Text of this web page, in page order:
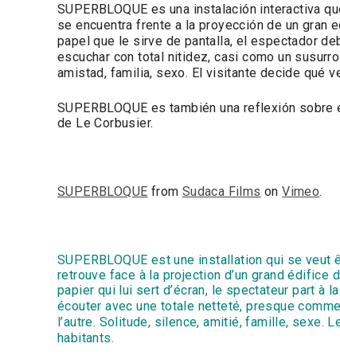
SUPERBLOQUE es una instalación interactiva
se encuentra frente a la proyección de un gran
papel que le sirve de pantalla, el espectador
escuchar con total nitidez, casi como un
amistad, familia, sexo. El visitante decide qué
SUPERBLOQUE es también una reflexión
de Le Corbusier.
SUPERBLOQUE from Sudaca Films onVimeo.
SUPERBLOQUE est une installation qui se
retrouve face à la projection d’un grand
papier qui lui sert d’écran, le spectateur part à
écouter avec une totale netteté, presque
l’autre. Solitude, silence, amitié, famille, sexe.
habitants.